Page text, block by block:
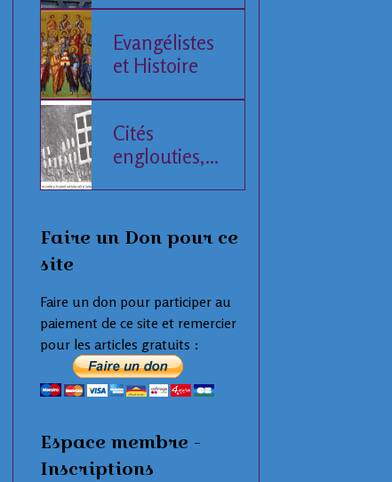
Evangélistes
et Histoire
Cités
englouties,
Faire un Don pour ce
site
Faire un don pour participer au
paiement de ce site et remercier
pour les articles gratuits :
Espace membre -
Inscriptions